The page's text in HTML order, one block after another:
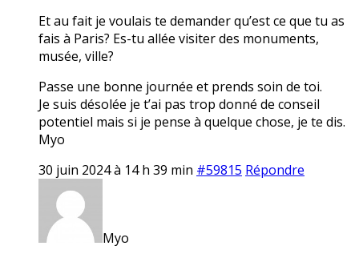
Et au fait je voulais te demander qu’est ce que tu as
fais à Paris? Es-tu allée visiter des monuments,
musée, ville?
Passe une bonne journée et prends soin de toi.
Je suis désolée je t’ai pas trop donné de conseil
potentiel mais si je pense à quelque chose, je te dis.
Myo
30 juin 2024 à 14 h 39 min #59815 Répondre
Myo